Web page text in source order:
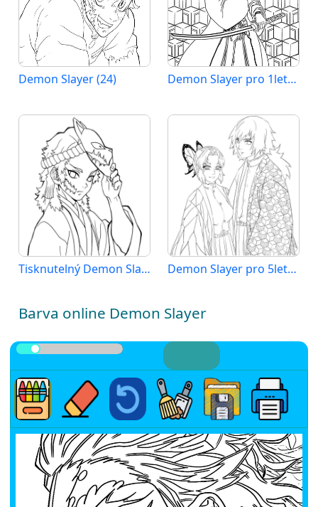
Demon Slayer (24) Demon Slayer pro 1leté Děti
Tisknutelný Demon Slayer Obrázek Demon Slayer pro 5leté Děti
Barva online Demon Slayer